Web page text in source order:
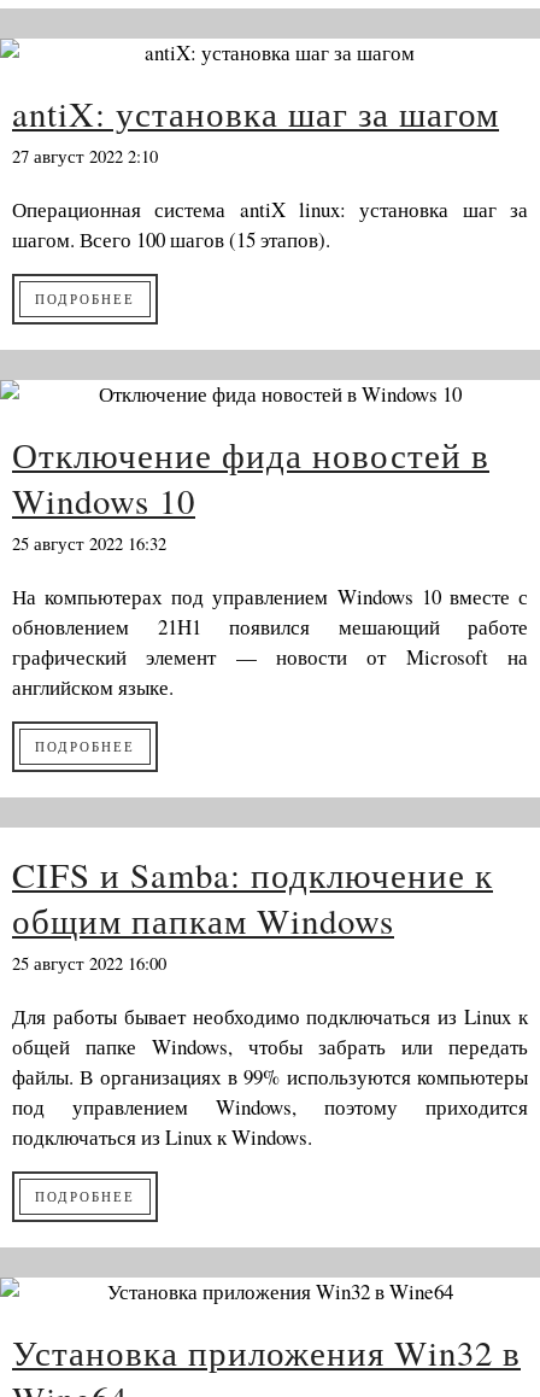
antiX: установка шаг за шагом
27 август 2022 2:10
Операционная система antiX linux: установка шаг за
шагом. Всего 100 шагов (15 этапов).
ПОДРОБНЕЕ
Отключение фида новостей в
Windows 10
25 август 2022 16:32
На компьютерах под управлением Windows 10 вместе с
обновлением 21H1 появился мешающий работе
графический элемент — новости от Microsoft на
английском языке.
ПОДРОБНЕЕ
CIFS и Samba: подключение к
общим папкам Windows
25 август 2022 16:00
Для работы бывает необходимо подключаться из Linux к
общей папке Windows, чтобы забрать или передать
файлы. В организациях в 99% используются компьютеры
под управлением Windows, поэтому приходится
подключаться из Linux к Windows.
ПОДРОБНЕЕ
Установка приложения Win32 в